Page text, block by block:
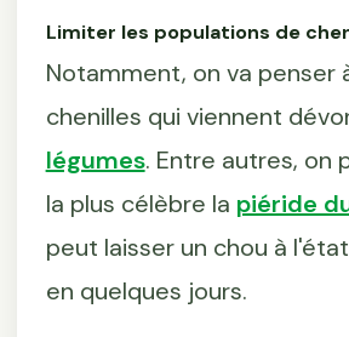
Limiter les populations de
Notamment, on va penser
chenilles qui viennent
légumes. Entre autres, on
la plus célèbre la piéride
peut laisser un chou à
en quelques jours.